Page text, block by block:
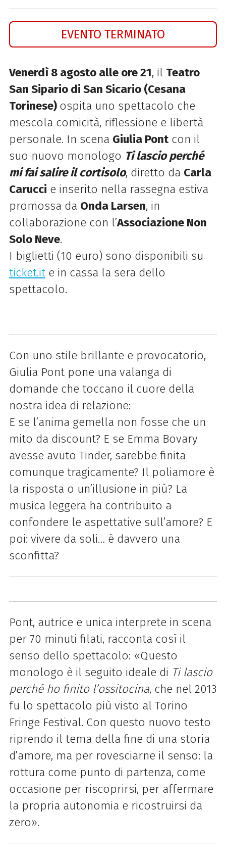
EVENTO TERMINATO
Venerdì 8 agosto alle ore 21, il Teatro
San Sipario di San Sicario (Cesana
Torinese) ospita uno spettacolo che
mescola comicità, riflessione e libertà
personale. In scena Giulia Pontcon il
suo nuovo monologo Ti lascio perché
mi fai salire il cortisolo, diretto da Carla
Carucci e inserito nella rassegna estiva
promossa da Onda Larsen, in
collaborazione con l’Associazione Non
Solo Neve.
I biglietti (10 euro) sono disponibili su
ticket.ite in cassa la sera dello
spettacolo.
Con uno stile brillante e provocatorio,
Giulia Pont pone una valanga di
domande che toccano il cuore della
nostra idea di relazione:
E se l’anima gemella non fosse che un
mito da discount? E se Emma Bovary
avesse avuto Tinder, sarebbe finita
comunque tragicamente? Il poliamore è
la risposta o un’illusione in più? La
musica leggera ha contribuito a
confondere le aspettative sull’amore? E
poi: vivere da soli… è davvero una
sconfitta?
Pont, autrice e unica interprete in scena
per 70 minuti filati, racconta così il
senso dello spettacolo: «Questo
monologo è il seguito ideale di Ti lascio
perché ho finito l’ossitocina, che nel 2013
fu lo spettacolo più visto al Torino
Fringe Festival. Con questo nuovo testo
riprendo il tema della fine di una storia
d’amore, ma per rovesciarne il senso: la
rottura come punto di partenza, come
occasione per riscoprirsi, per affermare
la propria autonomia e ricostruirsi da
zero».